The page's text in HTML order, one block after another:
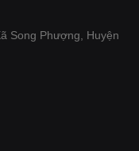
Song Phượng, Huyện